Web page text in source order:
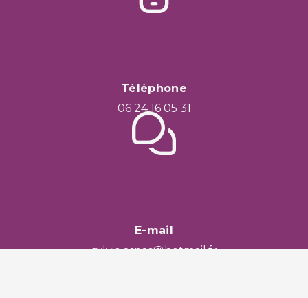
Téléphone
06 24 16 05 31
E-mail
sylvie.aspas@hotmail.fr